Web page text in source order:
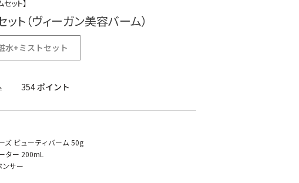
ット】
ト（ヴィーガン美容バーム）
水+ミストセット
354ポイント
ズ ビューティバーム 50g
ター 200mL
ンサー